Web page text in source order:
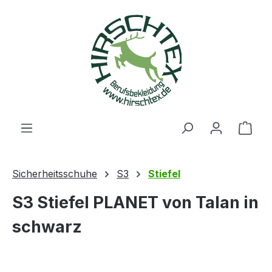
Sicherheitsschuhe S3 Stiefel
S3 Stiefel PLANET von Talan in
schwarz